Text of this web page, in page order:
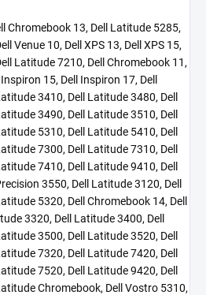
Chromebook 13, Dell Latitude 5285,
Venue 10, Dell XPS 13, Dell XPS 15,
Latitude 7210, Dell Chromebook 11,
15, Dell Inspiron 17, Dell
3410, Dell Latitude 3480, Dell
3490, Dell Latitude 3510, Dell
5310, Dell Latitude 5410, Dell
7300, Dell Latitude 7310, Dell
7410, Dell Latitude 9410, Dell
3550, Dell Latitude 3120, Dell
5320, Dell Chromebook 14, Dell
3320, Dell Latitude 3400, Dell
3500, Dell Latitude 3520, Dell
7320, Dell Latitude 7420, Dell
7520, Dell Latitude 9420, Dell
Chromebook, Dell Vostro 5310,